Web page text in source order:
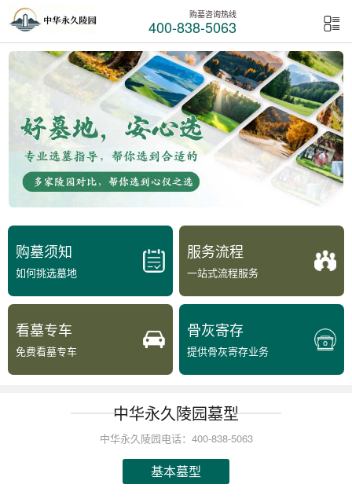
购墓咨询热线
400-838-5063
购墓须知
如何挑选墓地
服务流程
一站式流程服务
看墓专车
免费看墓专车
骨灰寄存
提供骨灰寄存业务
中华永久陵园墓型
中华永久陵园电话：400-838-5063
基本墓型